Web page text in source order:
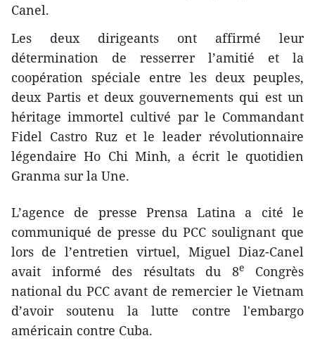
Canel.
Les deux dirigeants ont affirmé leur
détermination de resserrer l’amitié et la
coopération spéciale entre les deux peuples,
deux Partis et deux gouvernements qui est un
héritage immortel cultivé par le Commandant
Fidel Castro Ruz et le leader révolutionnaire
légendaire Ho Chi Minh, a écrit le quotidien
Granma sur la Une.
L’agence de presse Prensa Latina a cité le
communiqué de presse du PCC soulignant que
lors de l’entretien virtuel, Miguel Diaz-Canel
avait informé des résultats du 8e
Congrès
national du PCC avant de remercier le Vietnam
d’avoir soutenu la lutte contre l'embargo
américain contre Cuba.